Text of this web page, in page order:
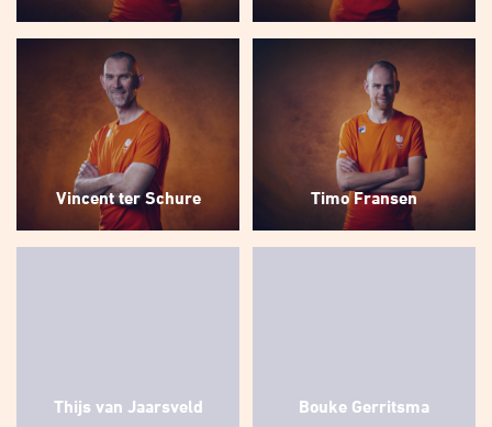
Vincent ter Schure Timo Fransen
Thijs van Jaarsveld Bouke Gerritsma